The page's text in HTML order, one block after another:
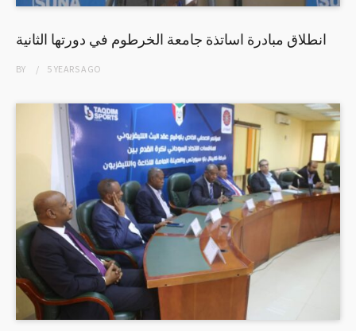
انطلاق مبادرة اساتذة جامعة الخرطوم في دورتها الثانية
BY 5 YEARSAGO